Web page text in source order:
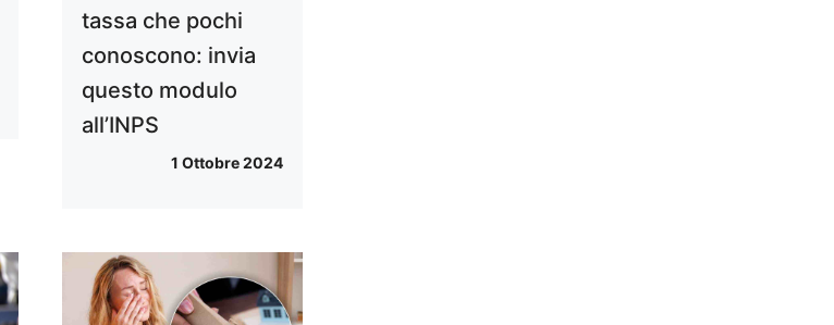
tassa che pochi
conoscono: invia
questo modulo
all’INPS
1 Ottobre 2024